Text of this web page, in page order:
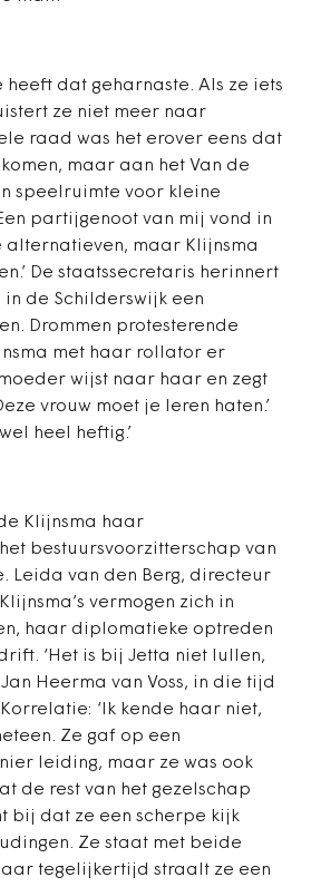
heeft dat geharnaste. Als ze iets
ze niet meer naar
raad was het erover eens dat
maar aan het Van de
speelruimte voor kleine
partijgenoot van mij vond in
alternatieven, maar Klijnsma
De staatssecretaris herinnert
de Schilderswijk een
Drommen protesterende
met haar rollator er
wijst naar haar en zegt
vrouw moet je leren haten.’
heel heftig.’
Klijnsma haar
bestuursvoorzitterschap van
Leida van den Berg, directeur
vermogen zich in
haar diplomatieke optreden
‘Het is bij Jetta niet lullen,
Heerma van Voss, in die tijd
‘Ik kende haar niet,
Ze gaf op een
leiding, maar ze was ook
de rest van het gezelschap
bij dat ze een scherpe kijk
Ze staat met beide
tegelijkertijd straalt ze een